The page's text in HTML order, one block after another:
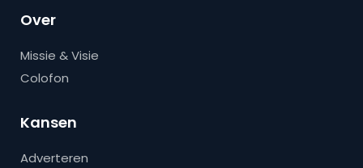
Over
Missie & Visie
Colofon
Kansen
Adverteren